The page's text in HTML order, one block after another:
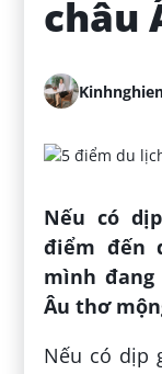
châu
Nếu có
điểm đến
mình
Âu thơ
Nếu có dịp